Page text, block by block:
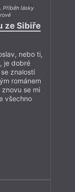
Příběh lásky
ze Sibiře
nebo ti,
je dobré
znalostí
románem
se mi
všechno